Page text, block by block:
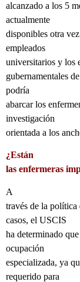
alcanzado a los 5
actualmente
disponibles otra
empleados
universitarios y los
gubernamentales
podría
abarcar los
investigación
orientada a los
¿Están
las enfermeras
A
través de la política
casos, el USCIS
ha determinado
ocupación
especializada, ya
requerido para